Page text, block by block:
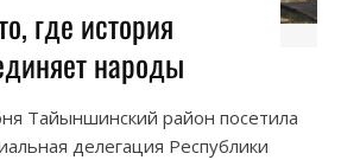
где история
народы
Тайыншинский район посетила
делегация Республики